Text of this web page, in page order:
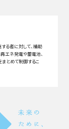
る者に対して、補助
エネ発電や蓄電池、
まとめて制御するこ